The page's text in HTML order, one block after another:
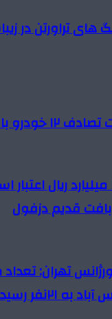
های تراورتن در
با ۱۹ مصدوم
تخصیص ۱۵۰۰ میلیارد ریال
قدیم دزفول
تهران:
۲۱نفر رسید